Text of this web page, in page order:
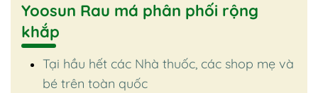
Yoosun Rau má phân phối rộng
khắp
Tại hầu hết các Nhà thuốc, các shop mẹ và
bé trên toàn quốc